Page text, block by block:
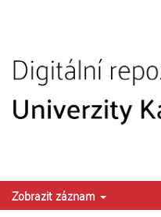
Zobrazit záznam